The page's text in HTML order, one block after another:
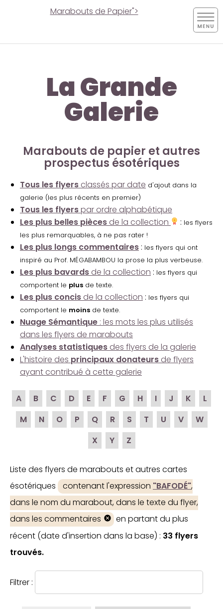
Marabouts de Papier">
La Grande
Galerie
Marabouts de papier et autres
prospectus ésotériques
Tous les flyers classés par date d'ajout dans la
galerie (les plus récents en premier)
Tous les flyerspar ordre alphabétique
Les plus belles pièces de la collection : les flyers
les plus remarquables, à ne pas rater !
Les plus longs commentaires : les flyers qui ont
inspiré au Prof. MÉGABAMBOU la prose la plus verbeuse.
Les plus bavards de la collection : les flyers qui
comportent le plus de texte.
Les plus concis de la collection : les flyers qui
comportent le moins de texte.
Nuage Sémantique : les mots les plus utilisés
dans les flyers de marabouts
Analyses statistiques des flyers de la galerie
L'histoire des principaux donateurs de flyers
ayant contribué à cette galerie
A B C D E F G H I J K
L
M
N O P Q R S T U V
W
X
Y Z
Liste des flyers de marabouts et autres cartes
ésotériques
contenant l'expression "BAFODÉ",
dans le nom du marabout, dans le texte du flyer,
dans les commentaires
en partant du plus
récent (date d'insertion dans la base) : 33 flyers
trouvés.
Filtrer :